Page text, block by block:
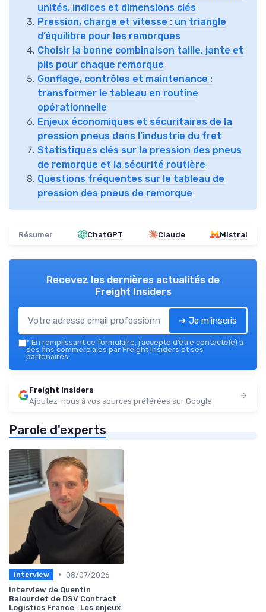
unités, indices et dimensions clés
Pression, charge et vitesse : un triangle
d’équilibre pour les remorques
Choisir la bonne combinaison taille, jante et
plis pour chaque remorque
Gonflage, contrôles et maintenance :
transformer le tableau en routine
opérationnelle
Enjeux économiques et sécuritaires de la
pression pneus dans l’industrie du fret
Statistiques clés sur la pression des pneus
de remorque et la sécurité routière
Questions fréquentes sur le tableau de
pression des pneus de remorque
Résumer ChatGPT Claude Mistral
Recevez les dernières actualités de
Freight Insiders
➔ Je m'inscris
* En remplissant ce formulaire, j’accepte d’être contacté(e) à
des fins commerciales par Freight Insiders et ses
partenaires.
Freight Insiders
Ajoutez-nous à vos sources préférées sur Google
Parole d'experts
Interview • 08/07/2026
Interview de Quentin
Balourdet de DSV Contract
Logistics France : Les enjeux